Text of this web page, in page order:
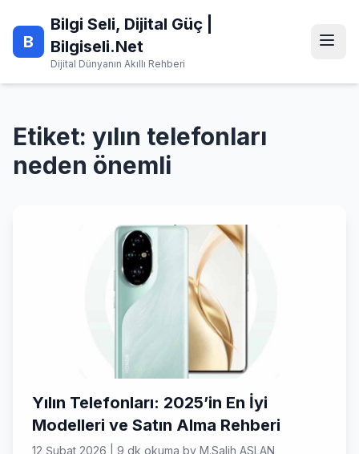
content
B
Bilgi Seli, Dijital Güç |
Bilgiseli.Net
Dijital Dünyanın Akıllı Rehberi
Etiket: yılın telefonları
neden önemli
Yılın Telefonları: 2025’in En İyi
Modelleri ve Satın Alma Rehberi
12 Şubat 2026 9 dk okuma by M.Salih ASLAN